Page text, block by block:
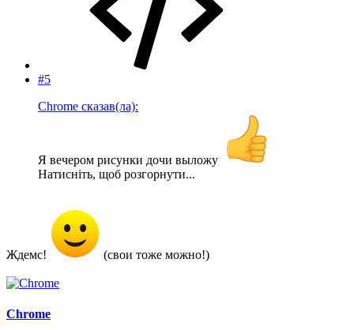
#5
Chrome сказав(ла):
Я вечером рисунки дочи выложу
Натисніть, щоб розгорнути...
Ждемс! (свои тоже можно!)
Chrome